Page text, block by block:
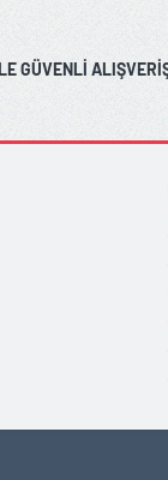
GÜVENLI